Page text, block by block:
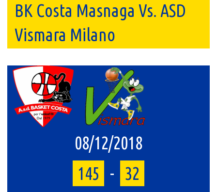
BK Costa Masnaga Vs. ASD
Vismara Milano
08/12/2018
145
- 32